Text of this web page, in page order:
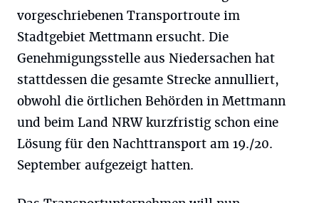
vorgeschriebenen Transportroute im
Stadtgebiet Mettmann ersucht. Die
Genehmigungsstelle aus Niedersachen hat
stattdessen die gesamte Strecke annulliert,
obwohl die örtlichen Behörden in Mettmann
und beim Land NRW kurzfristig schon eine
Lösung für den Nachttransport am 19./20.
September aufgezeigt hatten.